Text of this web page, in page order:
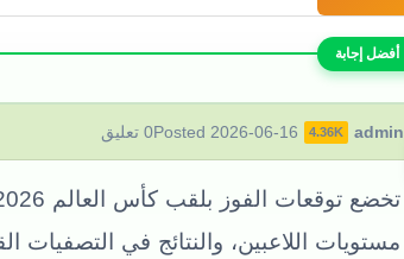
admin
4.36K
Posted 2026-06-16
0 تعليق
مستويات اللاعبين، والنتائج في التصفيات